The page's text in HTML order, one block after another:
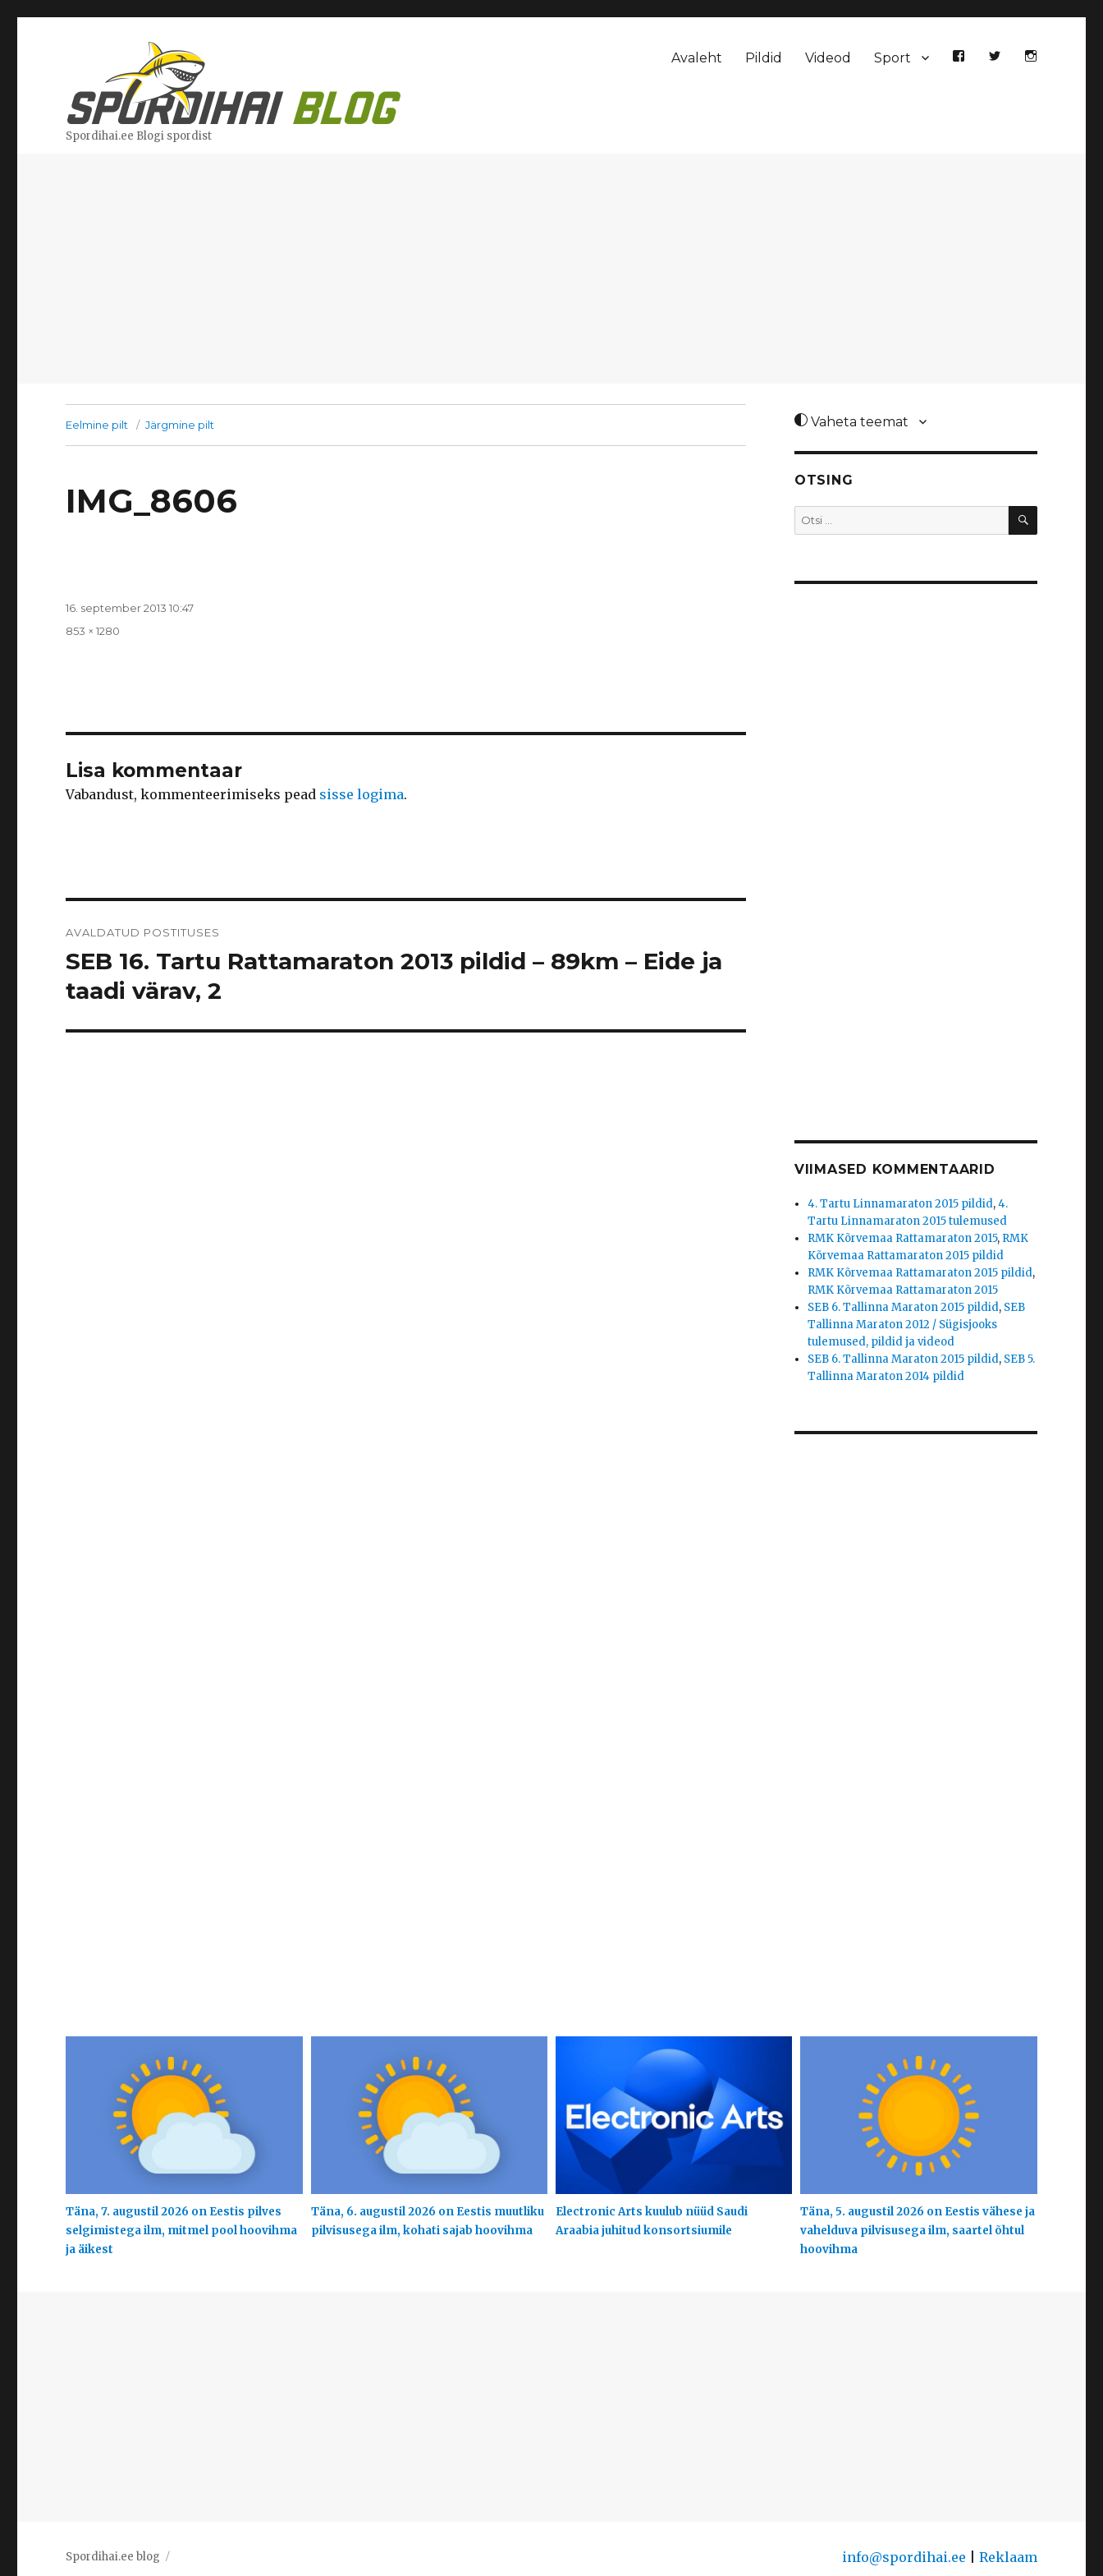
Spordihai.ee Blogi spordist
Avaleht Pildid Videod Sport
Eelmine pilt Järgmine pilt
IMG_8606
Postitatud
16. september 2013 10:47
Täissuurus
853 × 1280
Lisa kommentaar
Vabandust, kommenteerimiseks pead sisse logima.
AVALDATUD POSTITUSES
SEB 16. Tartu Rattamaraton 2013 pildid – 89km – Eide ja
taadi värav, 2
Vaheta teemat
OTSING
Otsi: OTSI
VIIMASED KOMMENTAARID
4. Tartu Linnamaraton 2015 pildid,4.
Tartu Linnamaraton 2015 tulemused
RMK Kõrvemaa Rattamaraton 2015, RMK
Kõrvemaa Rattamaraton 2015 pildid
RMK Kõrvemaa Rattamaraton 2015 pildid,
RMK Kõrvemaa Rattamaraton 2015
SEB 6. Tallinna Maraton 2015 pildid, SEB
Tallinna Maraton 2012 / Sügisjooks
tulemused, pildid ja videod
SEB 6. Tallinna Maraton 2015 pildid, SEB 5.
Tallinna Maraton 2014 pildid
Täna, 7. augustil 2026 on Eestis pilves
selgimistega ilm, mitmel pool hoovihma
ja äikest
Täna, 6. augustil 2026 on Eestis muutliku
pilvisusega ilm, kohati sajab hoovihma
Electronic Arts kuulub nüüd Saudi
Araabia juhitud konsortsiumile
Täna, 5. augustil 2026 on Eestis vähese ja
vahelduva pilvisusega ilm, saartel õhtul
hoovihma
Spordihai.ee blog info@spordihai.ee Reklaam